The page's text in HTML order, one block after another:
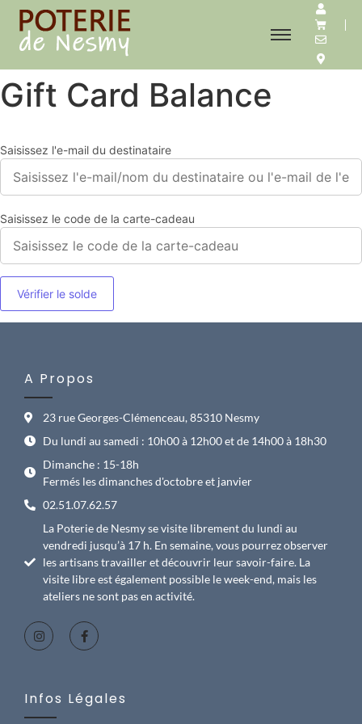
Gift Card Balance
Saisissez l'e-mail du destinataire
Saisissez le code de la carte-cadeau
A Propos
23 rue Georges-Clémenceau, 85310 Nesmy
Du lundi au samedi : 10h00 à 12h00 et de 14h00 à 18h30
Dimanche : 15-18h
Fermés les dimanches d'octobre et janvier
02.51.07.62.57
La Poterie de Nesmy se visite librement du lundi au
vendredi jusqu’à 17 h. En semaine, vous pourrez observer
les artisans travailler et découvrir leur savoir-faire. La
visite libre est également possible le week-end, mais les
ateliers ne sont pas en activité.
Infos Légales